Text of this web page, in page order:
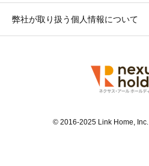
弊社が取り扱う個人情報について
©️ 2016-2025 Link Home, Inc.